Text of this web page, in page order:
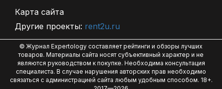
Карта сайта
Другие проекты: rent2u.ru
© Журнал Expertology составляет рейтинги и обзоры лучших
товаров. Материалы сайта носят субъективный характер и не
являются руководством к покупке. Необходима консультация
специалиста. В случае нарушения авторских прав необходимо
связаться с администрацией сайта любым удобным способом. 18+.